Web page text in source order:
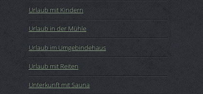
Urlaub mit Kindern
Urlaub in der Mühle
Urlaub im Umgebindehaus
Urlaub mit Reiten
Unterkunft mit Sauna